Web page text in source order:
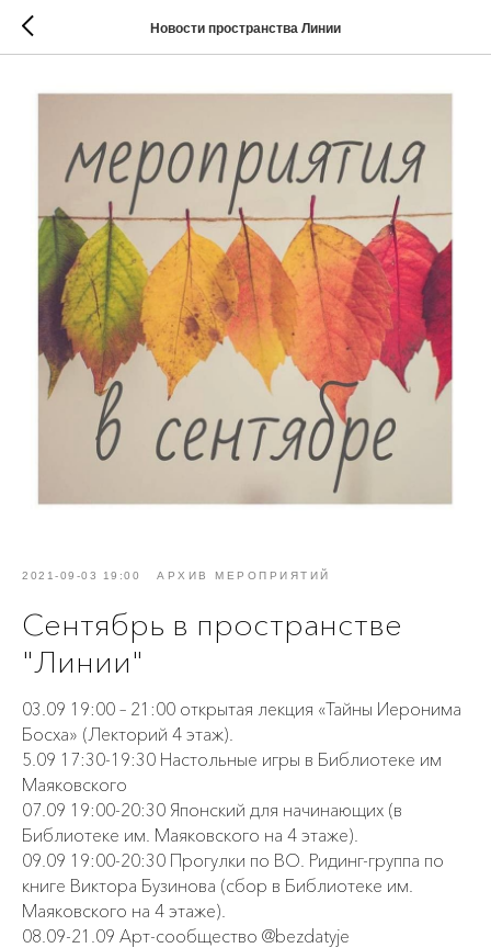
Новости пространства Линии
2021-09-03 19:00 АРХИВ МЕРОПРИЯТИЙ
Сентябрь в пространстве
"Линии"
03.09 19:00 – 21:00 открытая лекция «Тайны Иеронима
Босха» (Лекторий 4 этаж).
5.09 17:30-19:30 Настольные игры в Библиотеке им
Маяковского
07.09 19:00-20:30 Японский для начинающих (в
Библиотеке им. Маяковского на 4 этаже).
09.09 19:00-20:30 Прогулки по ВО. Ридинг-группа по
книге Виктора Бузинова (сбор в Библиотеке им.
Маяковского на 4 этаже).
08.09-21.09 Арт-сообщество @bezdatyje